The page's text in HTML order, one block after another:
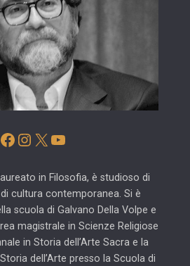
Facebook
Instagram
X YouTube
in Filosofia, è studioso di
cultura contemporanea. Si è
scuola di Galvano Della Volpe e
magistrale in Scienze Religiose
in Storia dell’Arte Sacra e la
dell’Arte presso la Scuola di